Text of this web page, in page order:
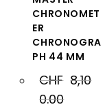
CHRONOMET
ER
CHRONOGRA
PH 44 MM
CHF 8,10
0.00